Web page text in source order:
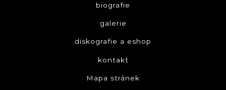
biografie
galerie
diskografie a eshop
kontakt
Mapa stránek